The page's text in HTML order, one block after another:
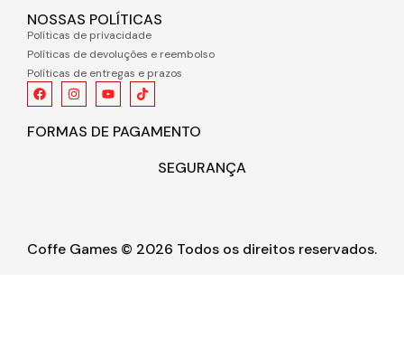
NOSSAS POLÍTICAS
Políticas de privacidade
Políticas de devoluções e reembolso
Políticas de entregas e prazos
FORMAS DE PAGAMENTO
SEGURANÇA
Coffe Games © 2026 Todos os direitos reservados.